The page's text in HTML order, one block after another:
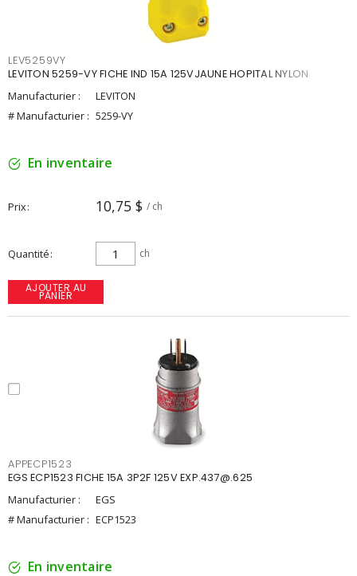
LEV5259VY
LEVITON 5259-VY FICHE IND 15A 125VJAUNE HOPITAL NYLON
Manufacturier :
LEVITON
# Manufacturier : 5259-VY
En inventaire
Prix 10,75 $ / ch
Quantité ch
AJOUTER AU
PANIER
APPECP1523
EGS ECP1523 FICHE 15A 3P2F 125V EXP.437@.625
Manufacturier :
EGS
# Manufacturier : ECP1523
En inventaire